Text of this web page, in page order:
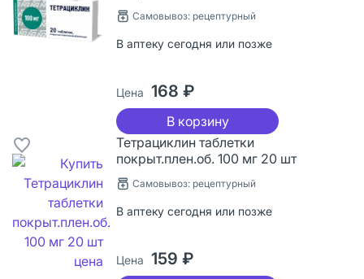
Самовывоз: рецептурный
В аптеку сегодня или позже
Цена 168 ₽
В корзину
Тетрациклин таблетки
покрыт.плен.об. 100 мг 20 шт
Самовывоз: рецептурный
В аптеку сегодня или позже
Цена 159 ₽